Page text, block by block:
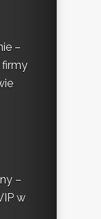
–
firmy
–
w